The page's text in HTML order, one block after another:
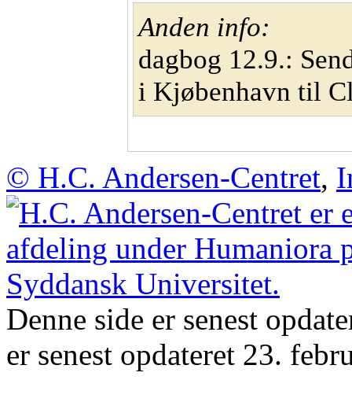
Anden info:
dagbog 12.9.:
i Kjøbenhavn til
© H.C. Andersen-Centret,
Denne side er senest
er senest opdateret 23.